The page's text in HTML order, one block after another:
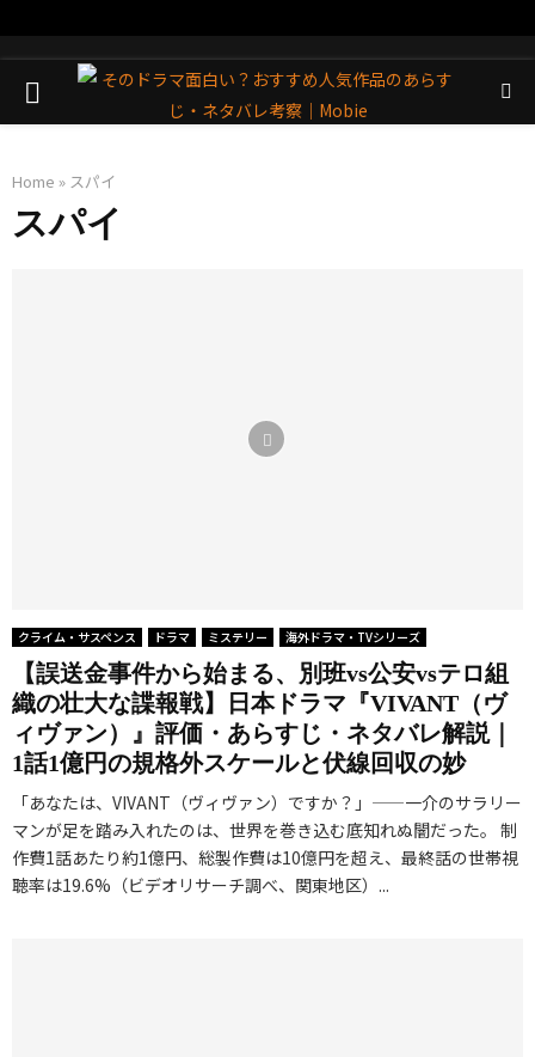
PRIMARY
Home » スパイ
スパイ
クライム・サスペンス ドラマ ミステリー 海外ドラマ・TVシリーズ
【誤送金事件から始まる、別班vs公安vsテロ組
織の壮大な諜報戦】日本ドラマ『VIVANT（ヴ
ィヴァン）』評価・あらすじ・ネタバレ解説｜
1話1億円の規格外スケールと伏線回収の妙
「あなたは、VIVANT（ヴィヴァン）ですか？」——一介のサラリー
マンが足を踏み入れたのは、世界を巻き込む底知れぬ闇だった。 制
作費1話あたり約1億円、総製作費は10億円を超え、最終話の世帯視
聴率は19.6%（ビデオリサーチ調べ、関東地区）...